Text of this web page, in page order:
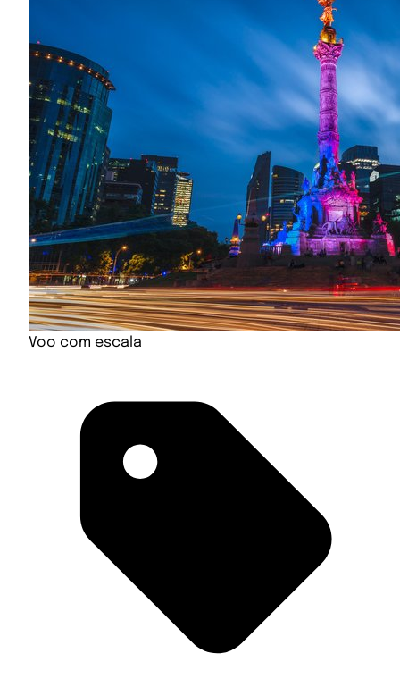
Voo com escala